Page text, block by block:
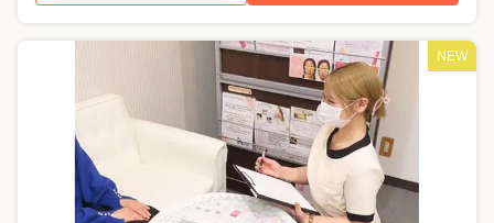
NEW